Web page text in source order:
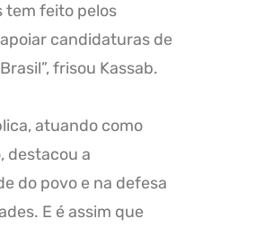
tem feito pelos
candidaturas de
frisou Kassab.
atuando como
destacou a
do povo e na defesa
E é assim que